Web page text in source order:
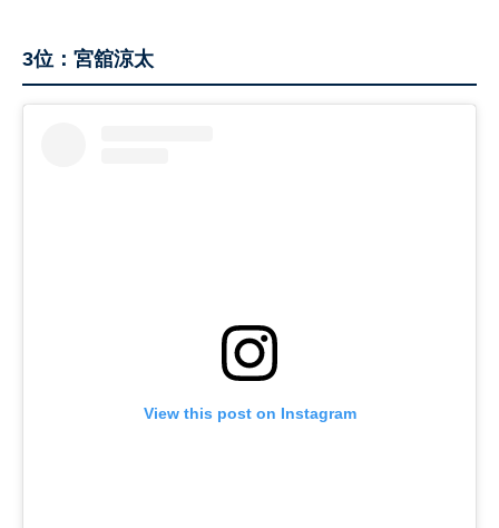
3位：宮舘涼太
View this post on Instagram